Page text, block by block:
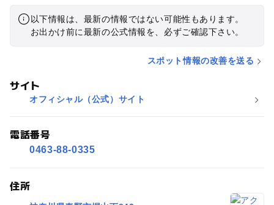
以下情報は、最新の情報ではない可能性もあります。
お出かけ前に最新の公式情報を、必ずご確認下さい。
スポット情報の改善を送る
サイト
オフィシャル（公式）サイト
電話番号
0463-88-0335
住所